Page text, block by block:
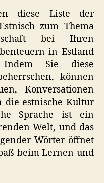
diese Liste der
zum Thema
bei Ihren
in Estland
Sie diese
können
Konversationen
die estnische Kultur
Sprache ist ein
Welt, und das
Wörter öffnet
beim Lernen und